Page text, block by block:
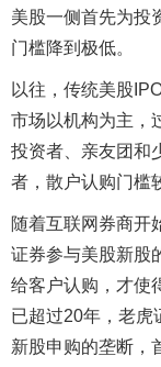
美股一侧首先为投
门槛降到极低。
以往，传统美股
市场以机构为主，
投资者、亲友团和
者，散户认购门槛
随着互联网券商开
证券参与美股新股
给客户认购，才使
已超过20年，老虎
新股申购的垄断，